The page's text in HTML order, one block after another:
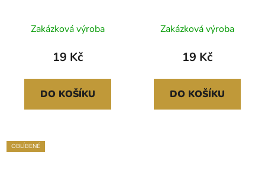
Zakázková výroba
19 Kč
DO KOŠÍKU
Zakázková výroba
19 Kč
DO KOŠÍKU
OBLÍBENÉ